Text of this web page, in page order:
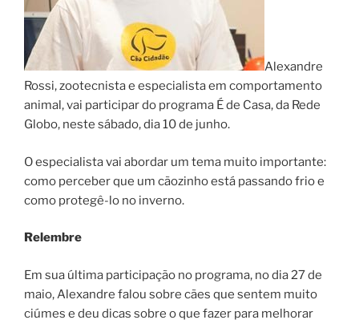
Alexandre
Rossi, zootecnista e especialista em comportamento
animal, vai participar do programa É de Casa, da Rede
Globo, neste sábado, dia 10 de junho.
O especialista vai abordar um tema muito importante:
como perceber que um cãozinho está passando frio e
como protegê-lo no inverno.
Relembre
Em sua última participação no programa, no dia 27 de
maio, Alexandre falou sobre cães que sentem muito
ciúmes e deu dicas sobre o que fazer para melhorar